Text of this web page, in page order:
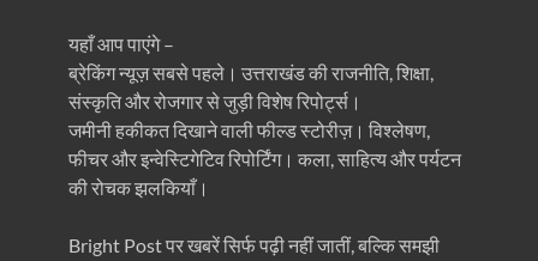
यहाँ आप पाएंगे –
ब्रेकिंग न्यूज़ सबसे पहले। उत्तराखंड की राजनीति, शिक्षा,
संस्कृति और रोजगार से जुड़ी विशेष रिपोर्ट्स।
जमीनी हकीकत दिखाने वाली फील्ड स्टोरीज़। विश्लेषण,
फीचर और इन्वेस्टिगेटिव रिपोर्टिंग। कला, साहित्य और पर्यटन
की रोचक झलकियाँ।
Bright Post पर खबरें सिर्फ पढ़ी नहीं जातीं, बल्कि समझी